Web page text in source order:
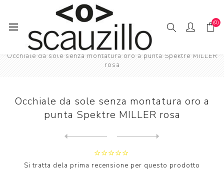
(0)
Pagina iniziale SO // LE
Donna occhiali da sole
Occhiale da sole senza montatura oro a punta Spektre MILLER
rosa
Occhiale da sole senza montatura oro a
punta Spektre MILLER rosa
Si tratta dela prima recensione per questo prodotto